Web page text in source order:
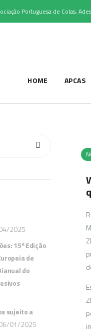
Portuguesa de Colas,
HOME APCAS
2025
15ª Edição
de
do
sujeito a
01/2025